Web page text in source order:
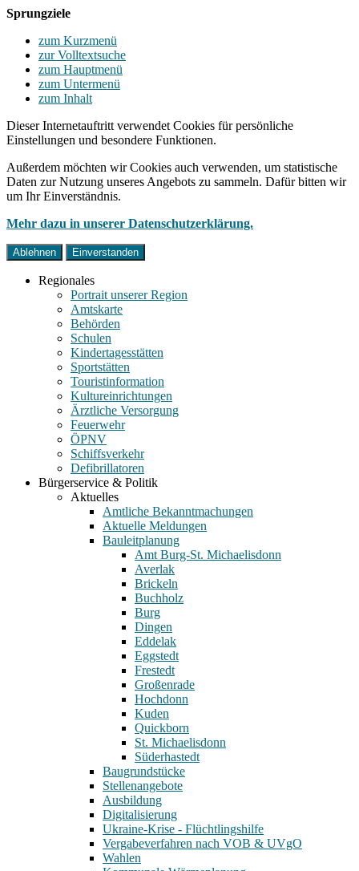
Sprungziele
zum Kurzmenü
zur Volltextsuche
zum Hauptmenü
zum Untermenü
zum Inhalt
Dieser Internetauftritt verwendet Cookies für persönliche
Einstellungen und besondere Funktionen.
Außerdem möchten wir Cookies auch verwenden, um statistische
Daten zur Nutzung unseres Angebots zu sammeln. Dafür bitten wir
um Ihr Einverständnis.
Mehr dazu in unserer Datenschutzerklärung.
Ablehnen Einverstanden
Regionales
Portrait unserer Region
Amtskarte
Behörden
Schulen
Kindertagesstätten
Sportstätten
Touristinformation
Kultureinrichtungen
Ärztliche Versorgung
Feuerwehr
ÖPNV
Schiffsverkehr
Defibrillatoren
Bürgerservice & Politik
Aktuelles
Amtliche Bekanntmachungen
Aktuelle Meldungen
Bauleitplanung
Amt Burg-St. Michaelisdonn
Averlak
Brickeln
Buchholz
Burg
Dingen
Eddelak
Eggstedt
Frestedt
Großenrade
Hochdonn
Kuden
Quickborn
St. Michaelisdonn
Süderhastedt
Baugrundstücke
Stellenangebote
Ausbildung
Digitalisierung
Ukraine-Krise - Flüchtlingshilfe
Vergabeverfahren nach VOB & UVgO
Wahlen